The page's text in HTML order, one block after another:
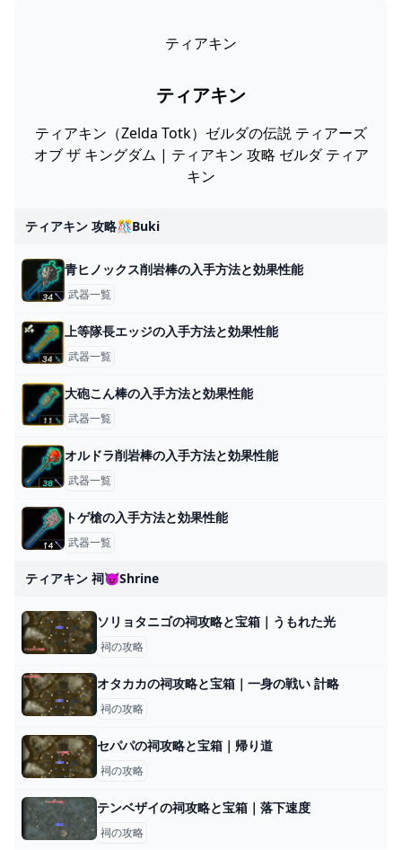
ティアキン
ティアキン
ティアキン（Zelda Totk）ゼルダの伝説 ティアーズ
オブ ザ キングダム | ティアキン 攻略 ゼルダ ティア
キン
ティアキン 攻略🎊buki
青ヒノックス削岩棒の入手方法と効果性能
武器一覧
上等隊長エッジの入手方法と効果性能
武器一覧
大砲こん棒の入手方法と効果性能
武器一覧
オルドラ削岩棒の入手方法と効果性能
武器一覧
トゲ槍の入手方法と効果性能
武器一覧
ティアキン 祠😈shrine
ソリョタニゴの祠攻略と宝箱｜うもれた光
祠の攻略
オタカカの祠攻略と宝箱｜一身の戦い 計略
祠の攻略
セパパの祠攻略と宝箱｜帰り道
祠の攻略
テンベザイの祠攻略と宝箱｜落下速度
祠の攻略